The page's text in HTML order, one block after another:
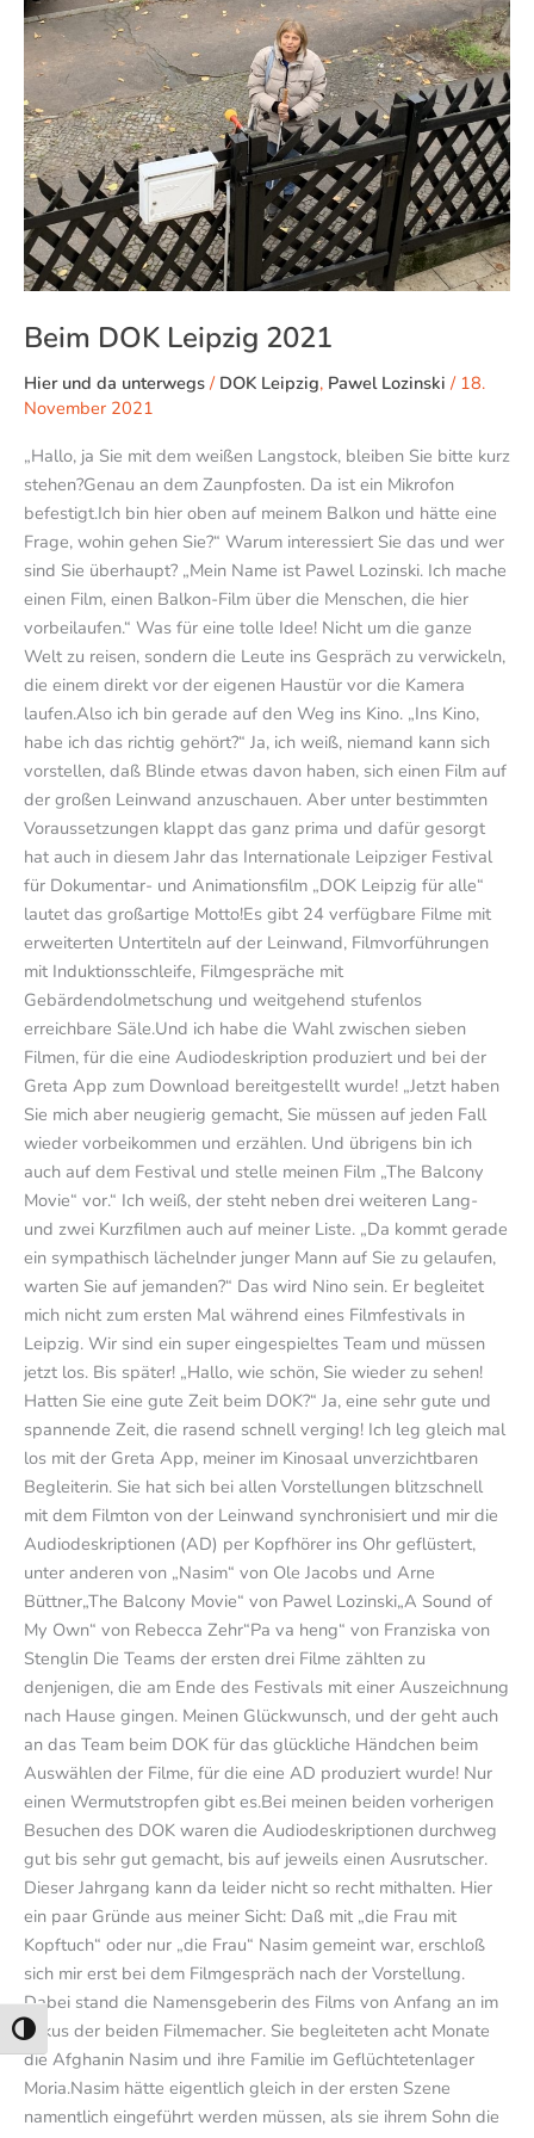
Umschalten auf hohe Kontraste
Beim DOK Leipzig 2021
Hier und da unterwegs / DOK Leipzig, Pawel Lozinski / 18.
November 2021
„Hallo, ja Sie mit dem weißen Langstock, bleiben Sie bitte kurz
stehen?Genau an dem Zaunpfosten. Da ist ein Mikrofon
befestigt.Ich bin hier oben auf meinem Balkon und hätte eine
Frage, wohin gehen Sie?“ Warum interessiert Sie das und wer
sind Sie überhaupt? „Mein Name ist Pawel Lozinski. Ich mache
einen Film, einen Balkon-Film über die Menschen, die hier
vorbeilaufen.“ Was für eine tolle Idee! Nicht um die ganze
Welt zu reisen, sondern die Leute ins Gespräch zu verwickeln,
die einem direkt vor der eigenen Haustür vor die Kamera
laufen.Also ich bin gerade auf den Weg ins Kino. „Ins Kino,
habe ich das richtig gehört?“ Ja, ich weiß, niemand kann sich
vorstellen, daß Blinde etwas davon haben, sich einen Film auf
der großen Leinwand anzuschauen. Aber unter bestimmten
Voraussetzungen klappt das ganz prima und dafür gesorgt
hat auch in diesem Jahr das Internationale Leipziger Festival
für Dokumentar- und Animationsfilm „DOK Leipzig für alle“
lautet das großartige Motto!Es gibt 24 verfügbare Filme mit
erweiterten Untertiteln auf der Leinwand, Filmvorführungen
mit Induktionsschleife, Filmgespräche mit
Gebärdendolmetschung und weitgehend stufenlos
erreichbare Säle.Und ich habe die Wahl zwischen sieben
Filmen, für die eine Audiodeskription produziert und bei der
Greta App zum Download bereitgestellt wurde! „Jetzt haben
Sie mich aber neugierig gemacht, Sie müssen auf jeden Fall
wieder vorbeikommen und erzählen. Und übrigens bin ich
auch auf dem Festival und stelle meinen Film „The Balcony
Movie“ vor.“ Ich weiß, der steht neben drei weiteren Lang-
und zwei Kurzfilmen auch auf meiner Liste. „Da kommt gerade
ein sympathisch lächelnder junger Mann auf Sie zu gelaufen,
warten Sie auf jemanden?“ Das wird Nino sein. Er begleitet
mich nicht zum ersten Mal während eines Filmfestivals in
Leipzig. Wir sind ein super eingespieltes Team und müssen
jetzt los. Bis später! „Hallo, wie schön, Sie wieder zu sehen!
Hatten Sie eine gute Zeit beim DOK?“ Ja, eine sehr gute und
spannende Zeit, die rasend schnell verging! Ich leg gleich mal
los mit der Greta App, meiner im Kinosaal unverzichtbaren
Begleiterin. Sie hat sich bei allen Vorstellungen blitzschnell
mit dem Filmton von der Leinwand synchronisiert und mir die
Audiodeskriptionen (AD) per Kopfhörer ins Ohr geflüstert,
unter anderen von „Nasim“ von Ole Jacobs und Arne
Büttner„The Balcony Movie“ von Pawel Lozinski„A Sound of
My Own“ von Rebecca Zehr“Pa va heng“ von Franziska von
Stenglin Die Teams der ersten drei Filme zählten zu
denjenigen, die am Ende des Festivals mit einer Auszeichnung
nach Hause gingen. Meinen Glückwunsch, und der geht auch
an das Team beim DOK für das glückliche Händchen beim
Auswählen der Filme, für die eine AD produziert wurde! Nur
einen Wermutstropfen gibt es.Bei meinen beiden vorherigen
Besuchen des DOK waren die Audiodeskriptionen durchweg
gut bis sehr gut gemacht, bis auf jeweils einen Ausrutscher.
Dieser Jahrgang kann da leider nicht so recht mithalten. Hier
ein paar Gründe aus meiner Sicht: Daß mit „die Frau mit
Kopftuch“ oder nur „die Frau“ Nasim gemeint war, erschloß
sich mir erst bei dem Filmgespräch nach der Vorstellung.
Dabei stand die Namensgeberin des Films von Anfang an im
Fokus der beiden Filmemacher. Sie begleiteten acht Monate
die Afghanin Nasim und ihre Familie im Geflüchtetenlager
Moria.Nasim hätte eigentlich gleich in der ersten Szene
namentlich eingeführt werden müssen, als sie ihrem Sohn die
2021